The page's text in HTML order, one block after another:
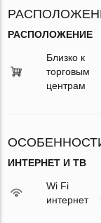
РАСПОЛОЖЕНИЕ
Близко к
торговым
центрам
ИНТЕРНЕТ И ТВ
Wi Fi
интернет